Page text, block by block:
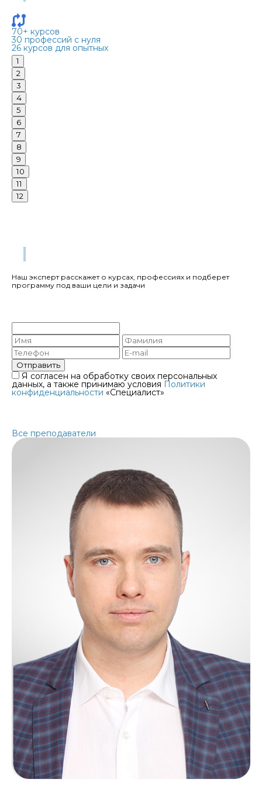
70+ курсов
30 профессий с нуля
26 курсов для опытных
1
2
3
4
5
6
7
8
9
10
11
12
Наш эксперт расскажет о курсах, профессиях и подберет
программу под ваши цели и задачи
Отправить
Я согласен на обработку своих персональных
данных, а также принимаю условия Политики
конфиденциальности «Специалист»
Все преподаватели